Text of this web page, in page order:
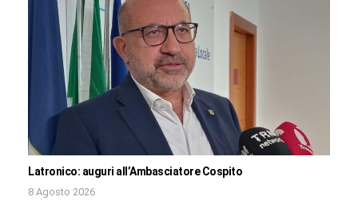
Latronico: auguri all’Ambasciatore Cospito
8 Agosto 2026